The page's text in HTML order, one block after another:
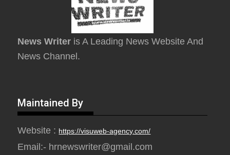
News Writer is A Leading News Website And
News Channel.
Maintained By
Website : https://visuweb-agency.com/
Email:- hrnewswriter@gmail.com